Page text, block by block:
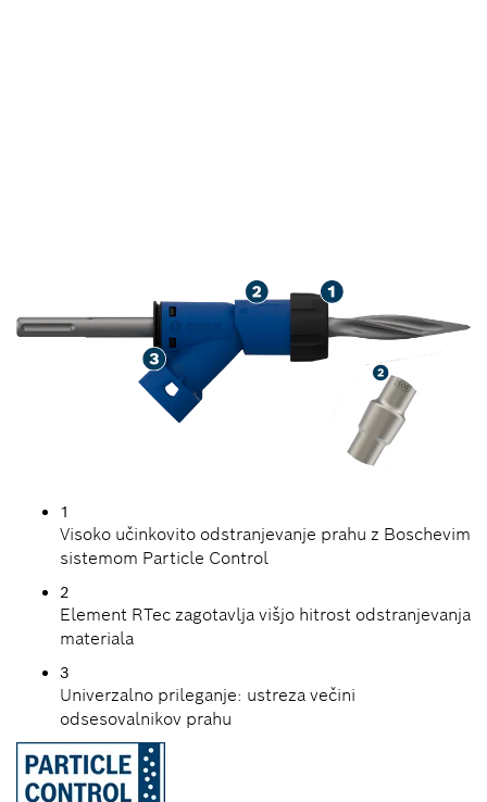
1
Visoko učinkovito odstranjevanje prahu z Boschevim
sistemom Particle Control
2
Element RTec zagotavlja višjo hitrost odstranjevanja
materiala
3
Univerzalno prileganje: ustreza večini
odsesovalnikov prahu